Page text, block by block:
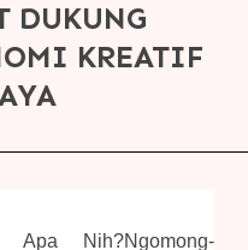
DUKUNG
KREATIF
Apa Nih?ngomong-